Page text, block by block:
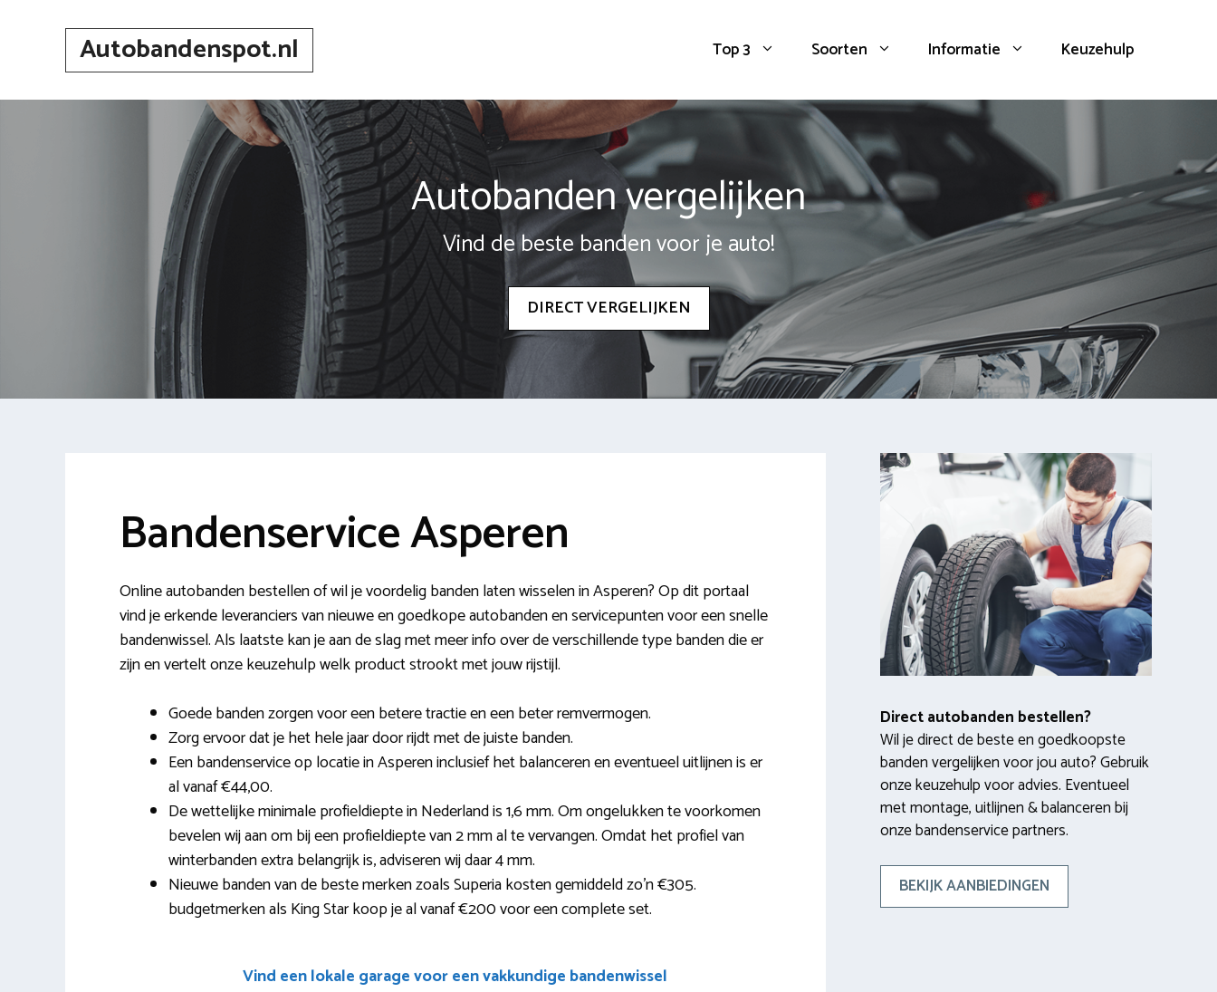
Autobandenspot.nl Top 3 Soorten Informatie Keuzehulp
Autobanden vergelijken
Vind de beste banden voor je auto!
DIRECT VERGELIJKEN
Bandenservice Asperen
Online autobanden bestellen of wil je voordelig banden laten wisselen in Asperen? Op dit portaal
vind je erkende leveranciers van nieuwe en goedkope autobanden en servicepunten voor een snelle
bandenwissel. Als laatste kan je aan de slag met meer info over de verschillende type banden die er
zijn en vertelt onze keuzehulp welk product strookt met jouw rijstijl.
Goede banden zorgen voor een betere tractie en een beter remvermogen.
Zorg ervoor dat je het hele jaar door rijdt met de juiste banden.
Een bandenservice op locatie in Asperen inclusief het balanceren en eventueel uitlijnen is er
al vanaf €44,00.
De wettelijke minimale profieldiepte in Nederland is 1,6 mm. Om ongelukken te voorkomen
bevelen wij aan om bij een profieldiepte van 2 mm al te vervangen. Omdat het profiel van
winterbanden extra belangrijk is, adviseren wij daar 4 mm.
Nieuwe banden van de beste merken zoals Superia kosten gemiddeld zo’n €305.
budgetmerken als King Star koop je al vanaf €200 voor een complete set.
Vind een lokale garage voor een vakkundige bandenwissel
Direct autobanden bestellen?
Wil je direct de beste en goedkoopste
banden vergelijken voor jou auto? Gebruik
onze keuzehulp voor advies. Eventueel
met montage, uitlijnen & balanceren bij
onze bandenservice partners.
BEKIJK AANBIEDINGEN